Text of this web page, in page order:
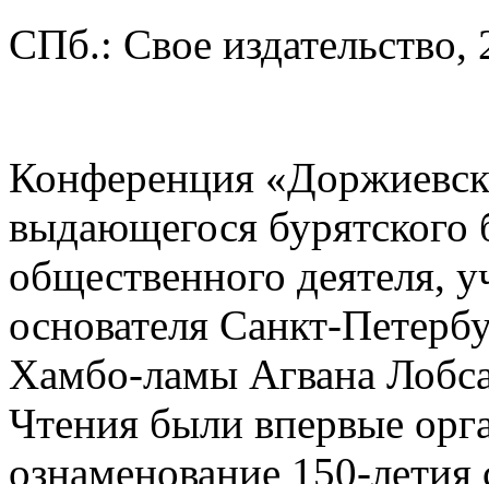
СПб.: Свое издательство,
Конференция
выдающегося бурятского
общественного деятеля,
основателя Санкт-
Хамбо-ламы Агвана
Чтения были впервые
ознаменование 150-